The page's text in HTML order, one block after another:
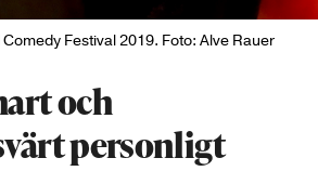
Festival 2019. Foto: Alve Rauer
och
personligt